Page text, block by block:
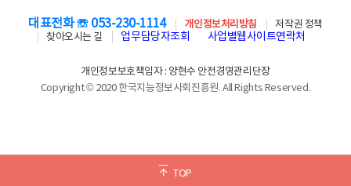
TOP
대표전화 ☏ 053-230-1114 개인정보처리방침
저작권 정책
찾아오시는 길
업무담당자조회 사업별웹사이트연락처
개인정보보호책임자 : 양현수 안전경영관리단장
Copyright © 2020 한국지능정보사회진흥원. All Rights Reserved.